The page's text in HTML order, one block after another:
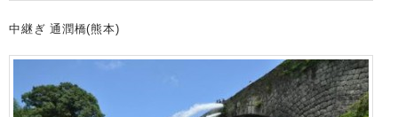
中継ぎ 通潤橋(熊本)